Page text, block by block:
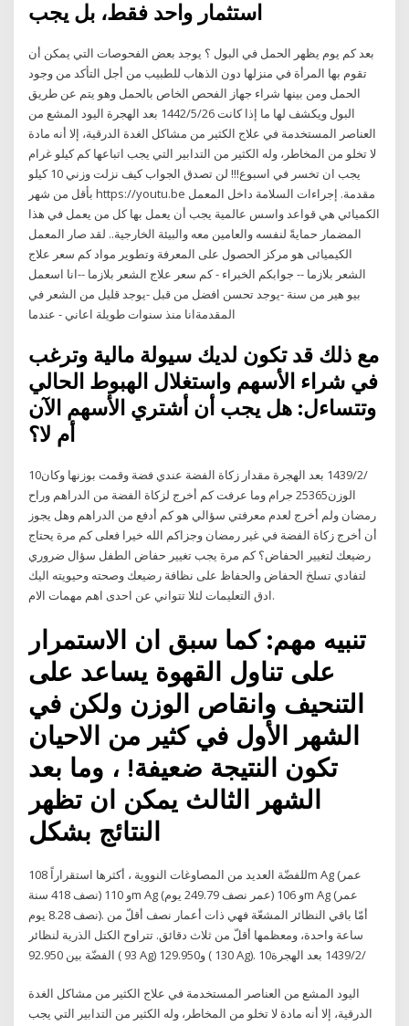
بعد كم يوم يظهر الحمل في البول ؟ يوجد بعض الفحوصات التي يمكن أن
تقوم بها المرأة في منزلها دون الذهاب للطبيب من أجل التأكد من وجود
الحمل ومن بينها شراء جهاز الفحص الخاص بالحمل وهو يتم عن طريق
البول ويكشف لها ما إذا كانت 26‏‏/5‏‏/1442 بعد الهجرة اليود المشع من
العناصر المستخدمة في علاج الكثير من مشاكل الغدة الدرقية، إلا أنه مادة
لا تخلو من المخاطر، وله الكثير من التدابير التي يجب اتباعها كم كيلو غرام
يجب ان تخسر في اسبوع!!! لن تصدق الجواب كيف نزلت وزني 10 كيلو
بأقل من شهر https://youtu.be مقدمة. إجراءات السلامة داخل المعمل
الكميائي هي قواعد واسس عالمية يجب أن يعمل بها كل من يعمل في هذا
المضمار حمايةً لنفسه والعامين معه والبيئة الخارجية.. لقد صار المعمل
الكيميائى هو مركز الحصول على المعرفة وتطوير مواد كم سعر علاج
الشعر بلازما -- جوابكم الخبراء - كم سعر علاج الشعر بلازما --انا اسعمل
بيو هير من سنة -يوجد تحسن افضل من قبل -يوجد قليل من الشعر في
المقدمةانا منذ سنوات طويلة اعاني - عندما
مع ذلك قد تكون لديك سيولة مالية وترغب
في شراء الأسهم واستغلال الهبوط الحالي
وتتساءل: هل يجب أن أشتري الأسهم الآن
أم لا؟
10‏‏/2‏‏/1439 بعد الهجرة مقدار زكاة الفضة عندي فضة وقمت بوزنها وكان
الوزن25365 جرام وما عرفت كم أخرج لزكاة الفضة من الدراهم وراح
رمضان ولم أخرج لعدم معرفتي سؤالي هو كم أدفع من الدراهم وهل يجوز
أن أخرج زكاة الفضة في غير رمضان وجزاكم الله خيرا فعلى كم مرة يحتاج
رضيعك لتغيير الحفاض؟ كم مرة يجب تغيير حفاض الطفل سؤال ضروري
لتفادي تسلخ الحفاض والحفاظ على نظافة رضيعك وصحته وحيويته اليك
ادق التعليمات لئلا تتواني عن احدى اهم مهمات الام.
تنبيه مهم: كما سبق ان الاستمرار
على تناول القهوة يساعد على
التنحيف وانقاص الوزن ولكن في
الشهر الأول في كثير من الاحيان
تكون النتيجة ضعيفة! ، وما بعد
الشهر الثالث يمكن ان تظهر
النتائج بشكل
للفضّة العديد من المصاوغات النووية ، أكثرها استقراراً 108m Ag (عمر
نصف 418 سنة) و 110m Ag (عمر نصف 249.79 يوم) و 106m Ag (عمر
نصف 8.28 يوم). أمّا باقي النظائر المشعّة فهي ذات أعمار نصف أقلّ من
ساعة واحدة، ومعظمها أقلّ من ثلاث دقائق. تتراوح الكتل الذرية لنظائر
الفضّة بين 92.950 ( 93 Ag) و129.950 ( 130 Ag). 10‏‏/2‏‏/1439 بعد الهجرة
اليود المشع من العناصر المستخدمة في علاج الكثير من مشاكل الغدة
الدرقية، إلا أنه مادة لا تخلو من المخاطر، وله الكثير من التدابير التي يجب